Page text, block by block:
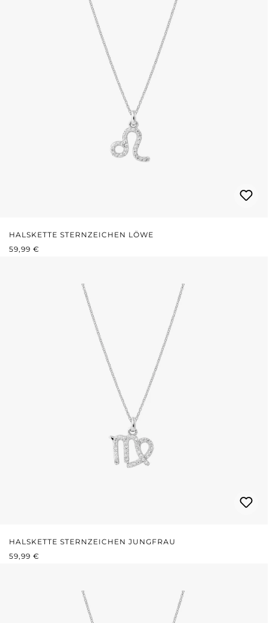
HALSKETTE STERNZEICHEN LÖWE
REGULÄRER PREIS:
59,99 €
HALSKETTE STERNZEICHEN JUNGFRAU
REGULÄRER PREIS:
59,99 €